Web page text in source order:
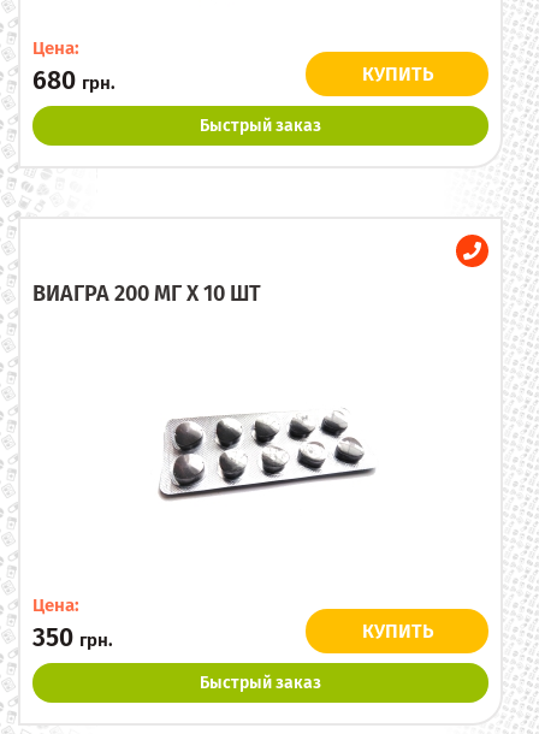
Цена:
680 грн. КУПИТЬ
Быстрый заказ
ВИАГРА 200 МГ X 10 ШТ
Цена:
350 грн. КУПИТЬ
Быстрый заказ